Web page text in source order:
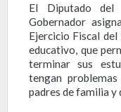
El Diputado
Gobernador
Ejercicio Fiscal
educativo, que
terminar sus
tengan
padres de familia y